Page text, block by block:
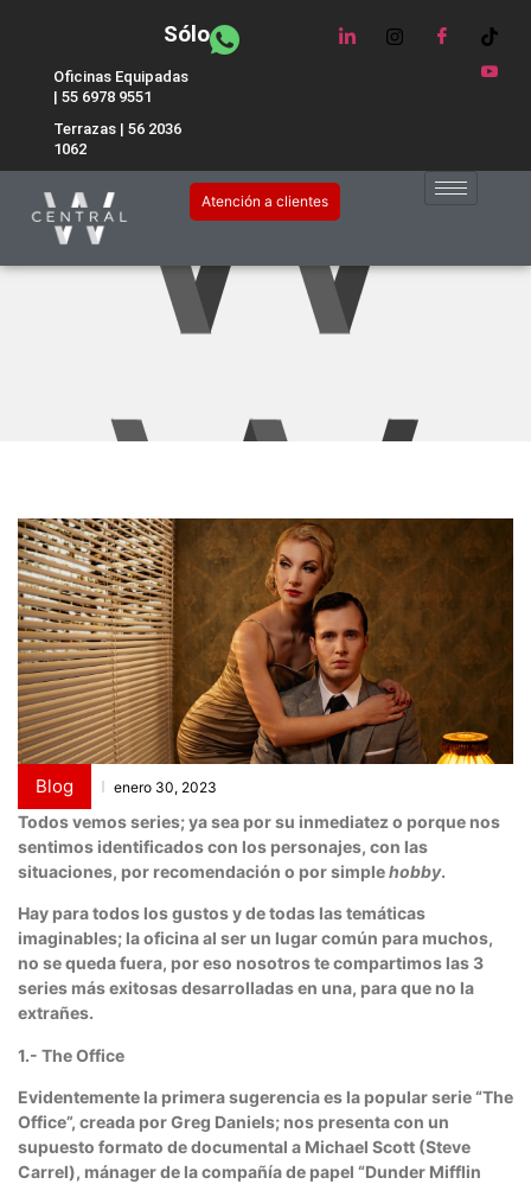
Sólo
Oficinas Equipadas
| 55 6978 9551
Terrazas | 56 2036
1062
Atención a clientes
3 series que se desarrollan
en una oficina.
Blog enero 30, 2023
Todos vemos series; ya sea por su inmediatez o porque nos
sentimos identificados con los personajes, con las
situaciones, por recomendación o por simplehobby.
Hay para todos los gustos y de todas las temáticas
imaginables; la oficina al ser un lugar común para muchos,
no se queda fuera, por eso nosotros te compartimos las 3
series más exitosas desarrolladas en una, para que no la
extrañes.
1.- The Office
Evidentemente la primera sugerencia es la popular serie “The
Office”, creada por Greg Daniels; nos presenta con un
supuesto formato de documental a Michael Scott (Steve
Carrel), mánager de la compañía de papel “Dunder Mifflin